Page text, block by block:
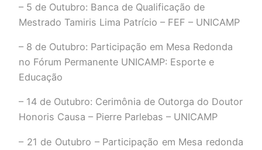
– 5 de Outubro: Banca de Qualificação de
Mestrado Tamiris Lima Patrício – FEF – UNICAMP
– 8 de Outubro: Participação em Mesa Redonda
no Fórum Permanente UNICAMP: Esporte e
Educação
– 14 de Outubro: Cerimônia de Outorga do Doutor
Honoris Causa – Pierre Parlebas – UNICAMP
– 21 de Outubro – Participação em Mesa redonda